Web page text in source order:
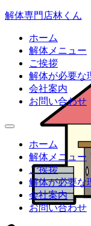
解体専門店林くん
ホーム
解体メニュー
ご挨拶
解体が必要な
会社案内
お問い合わせ
ホーム
解体メニュー
ご挨拶
解体が必要な
会社案内
お問い合わせ